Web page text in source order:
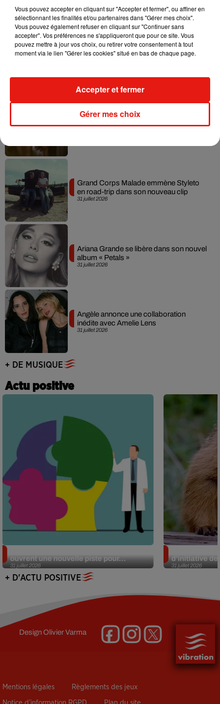
Tiny Desk invite Charlie Puth pour une
Ariana Grande prendra une pause après
sa tournée mondiale
31 juillet 2026
Grand Corps Malade emmène Styleto
en road-trip dans son nouveau clip
31 juillet 2026
Ariana Grande se libère dans son nouvel
album « Petals »
31 juillet 2026
Angèle annonce une collaboration
inédite avec Amelie Lens
+ DE MUSIQUE
Actu positive
31 juillet 2026
ouvrent une nouvelle piste pour...
31 juillet 2026
d’initiative
+ D'ACTU POSITIVE
DesignOlivier Varma
Mentions légales Règlements des jeux
Vous pouvez accepter en cliquant sur "Accepter et fermer", ou affiner en
sélectionnant les finalités et/ou partenaires dans "Gérer mes choix".
Vous pouvez également refuser en cliquant sur "Continuer sans
accepter". Vos préférences ne s'appliqueront que pour ce site. Vous
pouvez mettre à jour vos choix, ou retirer votre consentement à tout
moment via le lien "Gérer les cookies" situé en bas de chaque page.
Gérer mes choix
Accepter et fermer